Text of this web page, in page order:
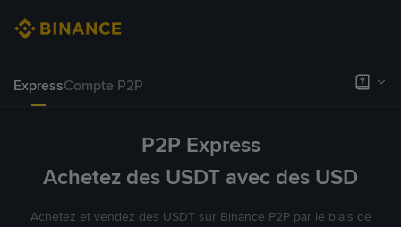
ExpressCompte P2P
P2P Express
Achetez des USDT avec des USD
Achetez et vendez des USDT sur Binance P2P par le biais de